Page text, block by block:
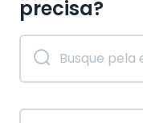
precisa?